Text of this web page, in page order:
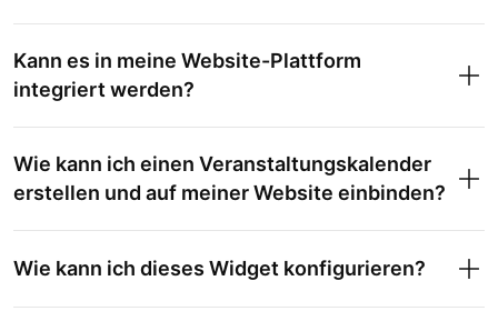
Kann es in meine Website-Plattform
integriert werden?
Wie kann ich einen Veranstaltungskalender
erstellen und auf meiner Website einbinden?
Wie kann ich dieses Widget konfigurieren?